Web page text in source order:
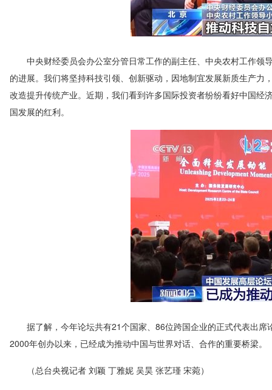
中央财经委员会办公室分管日常工作的副主任、中央农村工作领
的进展。我们将坚持科技引领、创新驱动，因地制宜发展新质生产
改造提升传统产业。近期，我们看到许多国际投资者纷纷看好中国
国发展的红利。
据了解，今年论坛共有21个国家、86位跨国企业的正式代表出席
2000年创办以来，已经成为推动中国与世界对话、合作的重要桥梁。
（总台央视记者 刘颖 丁雅妮 吴昊 张艺瑾 宋菀）